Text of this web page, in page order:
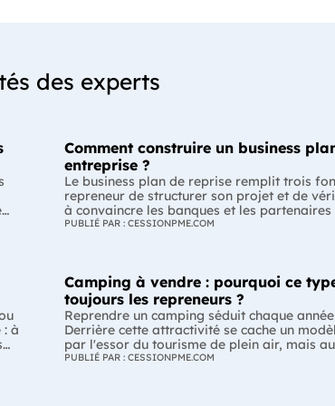
des experts
Comment construire un business
entreprise ?
Le business plan de reprise remplit trois
repreneur de structurer son projet et de
à convaincre les banques et les
Enfin, il peut constituer un support de
de dirigeant. C'est un document
convaincre vos partenaires. À quoi sert vraiment un business plan de reprise
? Lors d'une reprise d'entreprise, le
seule fonction : convaincre une banque
son rôle est bien plus large. Il constitue
repreneur lui-même. En formalisant sa
PUBLIÉ PAR : CESSIONPME.COM
: à
Camping à vendre : pourquoi ce
toujours les repreneurs ?
Reprendre un camping séduit chaque
Derrière cette attractivité se cache un
par l'essor du tourisme de plein air, mais
développement. Encore faut-il comprendre
PUBLIÉ PAR : CESSIONPME.COM